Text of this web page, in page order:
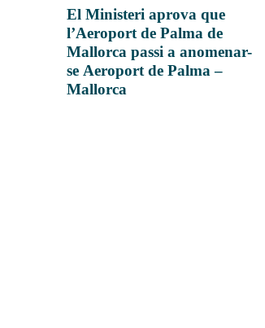
El Ministeri aprova que
l’Aeroport de Palma de
Mallorca passi a anomenar-
se Aeroport de Palma –
Mallorca